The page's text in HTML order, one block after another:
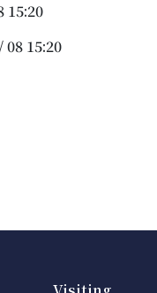
15:20
08 15:20